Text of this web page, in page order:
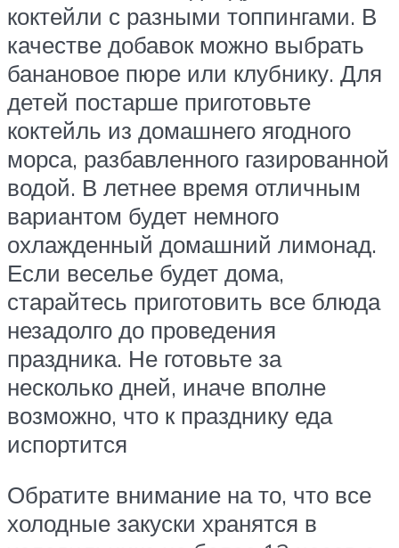
коктейли с разными топпингами. В
качестве добавок можно выбрать
банановое пюре или клубнику. Для
детей постарше приготовьте
коктейль из домашнего ягодного
морса, разбавленного газированной
водой. В летнее время отличным
вариантом будет немного
охлажденный домашний лимонад.
Если веселье будет дома,
старайтесь приготовить все блюда
незадолго до проведения
праздника. Не готовьте за
несколько дней, иначе вполне
возможно, что к празднику еда
испортится
Обратите внимание на то, что все
холодные закуски хранятся в